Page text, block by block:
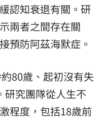
認知衰退有關。研
兩者之間存在關
預防阿茲海默症。
80歲、起初沒有失
研究團隊從人生不
程度，包括18歲前